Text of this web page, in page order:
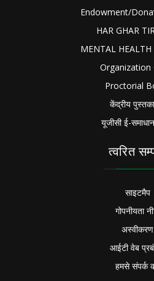
Endowment/
HAR GHAR
MENTAL HEALTH
Organization
Proctorial
केंद्रीय
यूजीसी ई-
त्वरित
साइटमैप
गोपनीयता
अस्वीकरण
आईटी वेब
हमसे संपर्क